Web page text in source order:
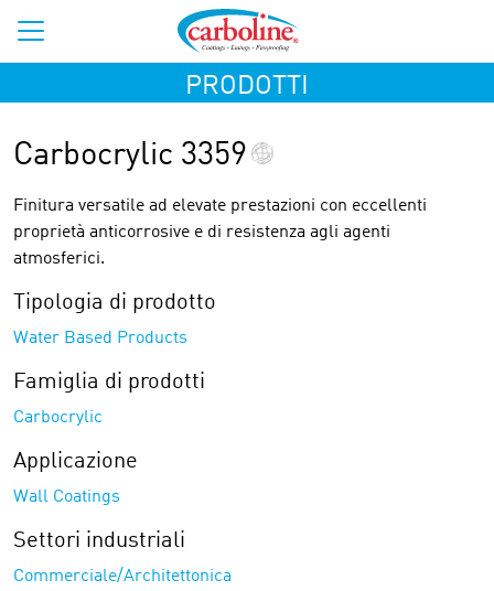
PRODOTTI
Carbocrylic 3359
Finitura versatile ad elevate prestazioni con eccellenti
proprietà anticorrosive e di resistenza agli agenti
atmosferici.
Tipologia di prodotto
Water Based Products
Famiglia di prodotti
Carbocrylic
Applicazione
Wall Coatings
Settori industriali
Commerciale/Architettonica